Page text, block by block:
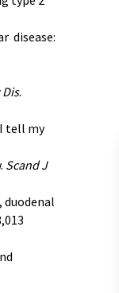
disease:
.
tell my
Scand J
duodenal